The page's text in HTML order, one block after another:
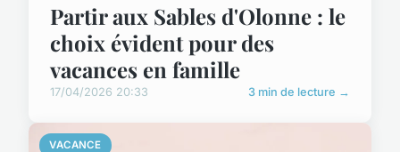
Partir aux Sables d'Olonne : le
choix évident pour des
vacances en famille
17/04/2026 20:33 3 min de lecture →
VACANCE